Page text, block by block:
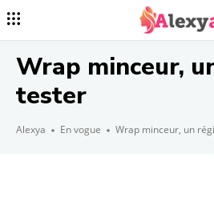
Wrap minceur,
tester
Alexya En vogue Wrap minceur, un